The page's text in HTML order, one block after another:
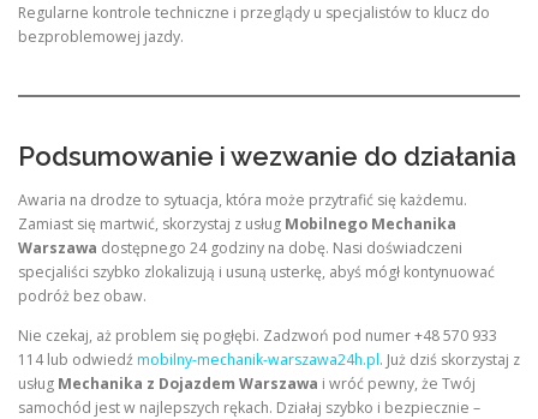
Regularne kontrole techniczne i przeglądy u specjalistów to klucz do
bezproblemowej jazdy.
Podsumowanie i wezwanie do działania
Awaria na drodze to sytuacja, która może przytrafić się każdemu.
Zamiast się martwić, skorzystaj z usług Mobilnego Mechanika
Warszawa dostępnego 24 godziny na dobę. Nasi doświadczeni
specjaliści szybko zlokalizują i usuną usterkę, abyś mógł kontynuować
podróż bez obaw.
Nie czekaj, aż problem się pogłębi. Zadzwoń pod numer +48 570 933
114 lub odwiedźmobilny-mechanik-warszawa24h.pl. Już dziś skorzystaj z
usług Mechanika z Dojazdem Warszawa i wróć pewny, że Twój
samochód jest w najlepszych rękach. Działaj szybko i bezpiecznie –